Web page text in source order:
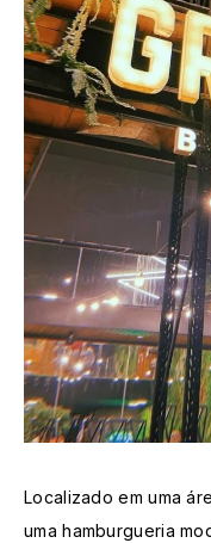
Localizado em uma
uma hamburgueria